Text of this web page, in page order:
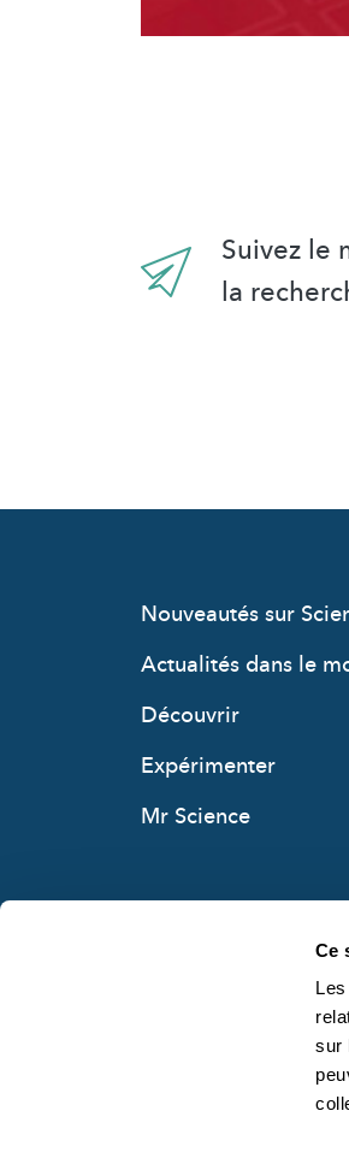
Ce
sur
Suivez le
la
Nouveautés sur
Actualités dans le
Découvrir
Expérimenter
Mr Science